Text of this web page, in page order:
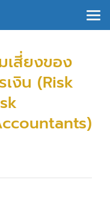
เสี่ยงของ
งิน (Risk
×